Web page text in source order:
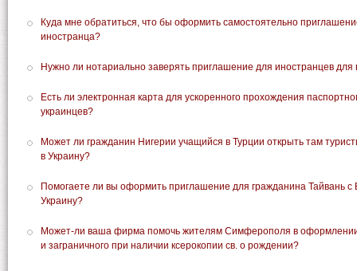
Куда мне обратиться, что бы оформить самостоятельно
иностранца?
Нужно ли нотариально заверять приглашение для иностранцев для
Есть ли электронная карта для ускоренного прохождения
украинцев?
Может ли гражданин Нигерии учащийся в Турции открыть там
в Украину?
Помогаете ли вы оформить приглашение для гражданина Тайвань
Украину?
Может-ли ваша фирма помочь жителям Симферополя в оформлении
и заграничного при наличии ксерокопии св. о рождении?